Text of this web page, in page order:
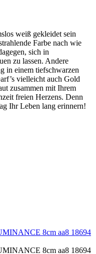
weiß gekleidet sein
Farbe nach wie
sich in
zu lassen. Andere
in einem tiefschwarzen
vielleicht auch Gold
zusammen mit Ihrem
freien Herzens. Denn
Ihr Leben lang erinnern!